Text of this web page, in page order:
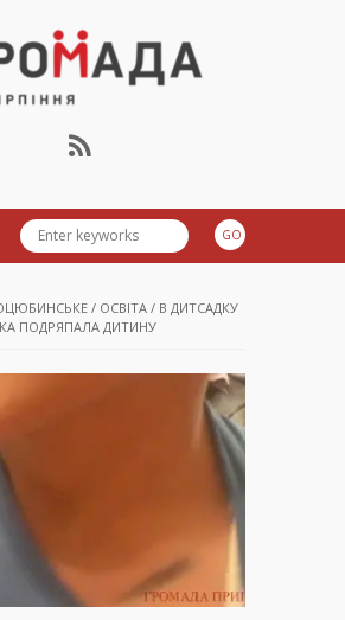
Приірпіння
/ ОСВІТА / В ДИТСАДКУ
ПОДРЯПАЛА ДИТИНУ